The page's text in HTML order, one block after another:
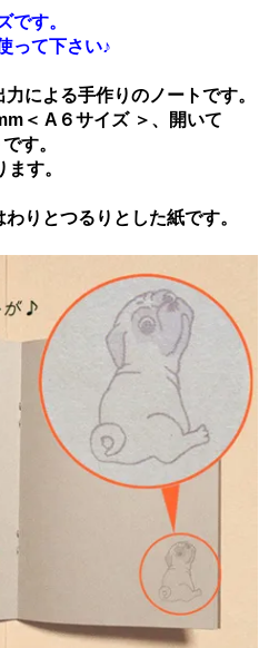
です。
って下さい♪
による手作りのノートです。
＜ A６サイズ ＞、開いて
す。
す。
りとつるりとした紙です。